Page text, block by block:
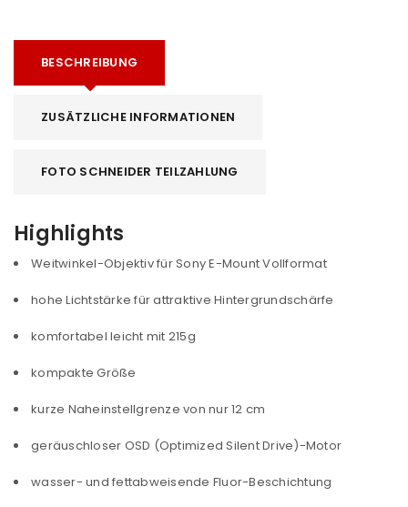
BESCHREIBUNG
ZUSÄTZLICHE INFORMATIONEN
FOTO SCHNEIDER TEILZAHLUNG
Highlights
Weitwinkel-Objektiv für Sony E-Mount Vollformat
hohe Lichtstärke für attraktive Hintergrundschärfe
komfortabel leicht mit 215g
kompakte Größe
kurze Naheinstellgrenze von nur 12 cm
geräuschloser OSD (Optimized Silent Drive)-Motor
wasser- und fettabweisende Fluor-Beschichtung